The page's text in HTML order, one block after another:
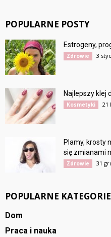
POPULARNE POSTY
Estrogeny,
Zdrowie 3
Najlepszy klej
Kosmetyki 21
Plamy, krosty
się zmianami
Zdrowie 31
POPULARNE KATEGORIE
Dom
Praca i nauka